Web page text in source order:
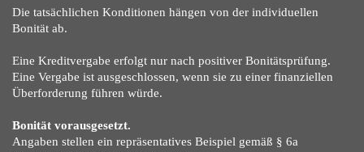
Die tatsächlichen Konditionen hängen von der individuellen
Bonität ab.
Eine Kreditvergabe erfolgt nur nach positiver Bonitätsprüfung.
Eine Vergabe ist ausgeschlossen, wenn sie zu einer finanziellen
Überforderung führen würde.
Bonität vorausgesetzt.
Angaben stellen ein repräsentatives Beispiel gemäß § 6a